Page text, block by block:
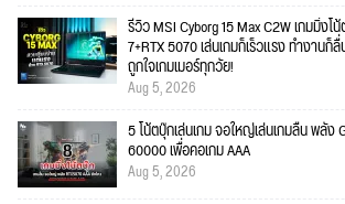
รีวิว MSI Cyborg 15 Max C2W เกมมิ่ง
7+RTX 5070 เล่นเกมก็เร็วแรง ทำงานก็
ถูกใจเกมเมอร์ทุกวัย!
Aug 5, 2026
5 โน้ตบุ๊กเล่นเกม จอใหญ่เล่นเกมลื่น พลัง
60000 เพื่อคอเกม AAA
Aug 5, 2026